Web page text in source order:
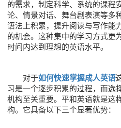
的需求，制定科学、系统的课程
论、情景对话、舞台剧表演等多
语法上积累，提升阅读与写作能
的机会。这种集中的学习方式更
时间内达到理想的英语水平。
对于如何快速掌握成人英语
习是一个逐步积累的过程，而选
机构至关重要。平和英语就是这
构。它具备以下三个显著优势：